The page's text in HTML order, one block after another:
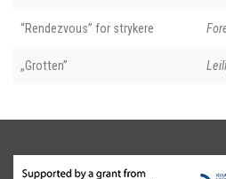
“Rendezvous” for strykere
„Grotten”